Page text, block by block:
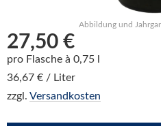
Abbildung und
27,50 €
pro Flasche à 0,75 l
36,67 € / Liter
zzgl. Versandkosten